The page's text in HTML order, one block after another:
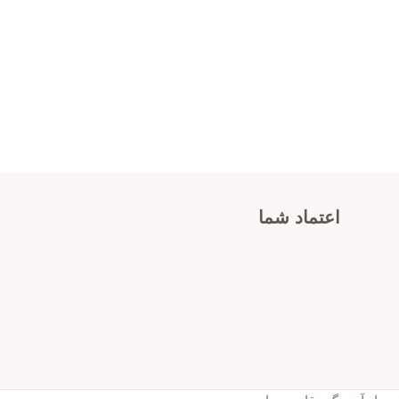
اعتماد شما